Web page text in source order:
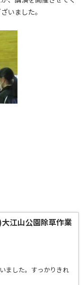
いました。
江山公園除草作業
ました。すっかりきれ